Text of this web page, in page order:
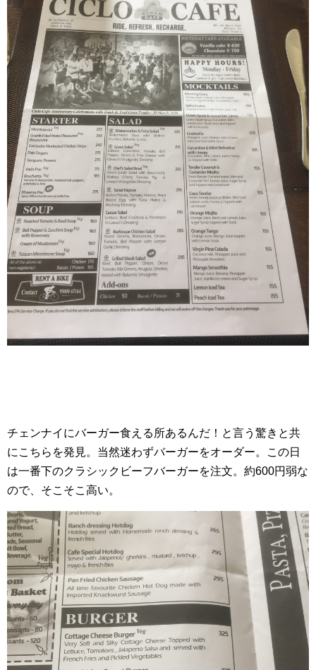
チェンナイにバーガー食える所あるんだ！と言う驚きと共
にこちらを発見。当然迷わずバーガーをオーダー。この日
は一番下のクラシックビーフバーガーを注文。約600円弱な
ので、そこそこ高い。